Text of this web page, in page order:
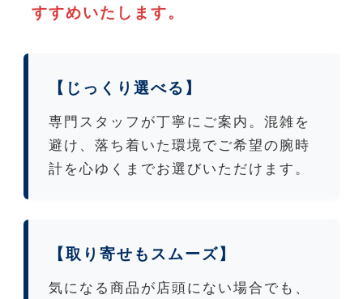
すすめいたします。
【じっくり選べる】
専門スタッフが丁寧にご案内。混雑を
避け、落ち着いた環境でご希望の腕時
計を心ゆくまでお選びいただけます。
【取り寄せもスムーズ】
気になる商品が店頭にない場合でも、